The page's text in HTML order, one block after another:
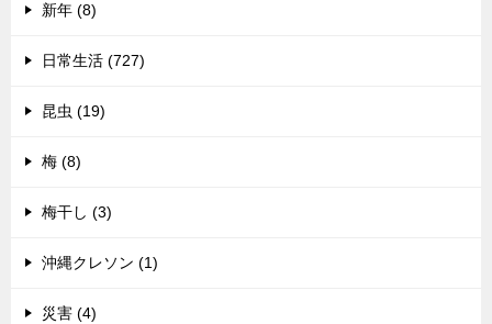
新年 (8)
日常生活 (727)
昆虫 (19)
梅 (8)
梅干し (3)
沖縄クレソン (1)
災害 (4)